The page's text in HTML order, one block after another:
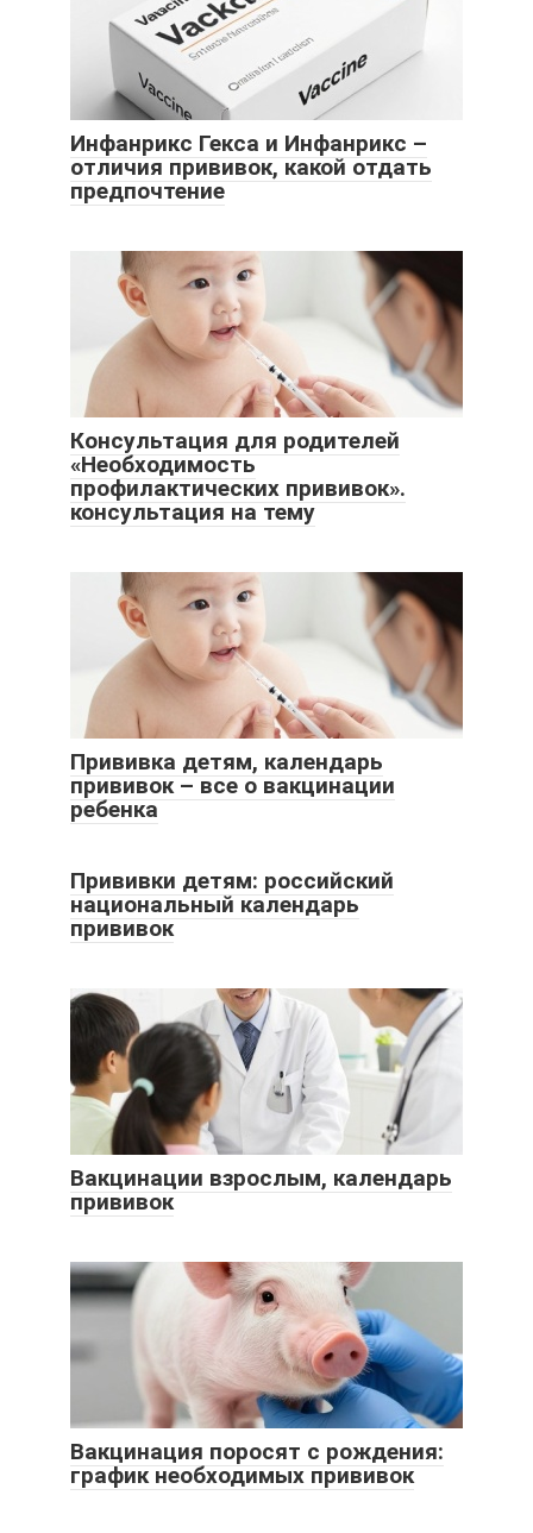
Инфанрикс Гекса и Инфанрикс –
отличия прививок, какой отдать
предпочтение
Консультация для родителей
«Необходимость
профилактических прививок».
консультация на тему
Прививка детям, календарь
прививок – все о вакцинации
ребенка
Прививки детям: российский
национальный календарь
прививок
Вакцинации взрослым, календарь
прививок
Вакцинация поросят с рождения:
график необходимых прививок